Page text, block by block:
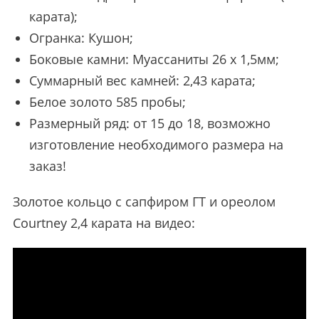
карата);
Огранка: Кушон;
Боковые камни: Муассаниты 26 х 1,5мм;
Суммарный вес камней: 2,43 карата;
Белое золото 585 пробы;
Размерный ряд: от 15 до 18, возможно
изготовление необходимого размера на
заказ!
Золотое кольцо с сапфиром ГТ и ореолом
Courtney 2,4 карата на видео: